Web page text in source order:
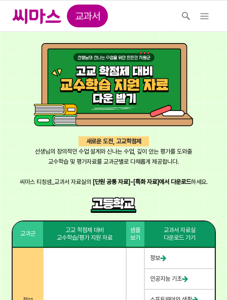
교과서
새로운 도전, 고교학점제
선생님의 창의적인 수업 설계와 신나는 수업, 깊이 있는 평가를 도와줄
교수학습 및 평가자료를 교과군별로 다채롭게 제공합니다.
씨마스 티칭샘_교과서 자료실의 [단원 공통 자료]-[특화 자료]에서 다운로드하세요.
교과군
고교 학점제 대비
교수학습/평가 지원 자료
샘플
보기
교과서 자료실
다운로드 가기
정보
인공지능 기초